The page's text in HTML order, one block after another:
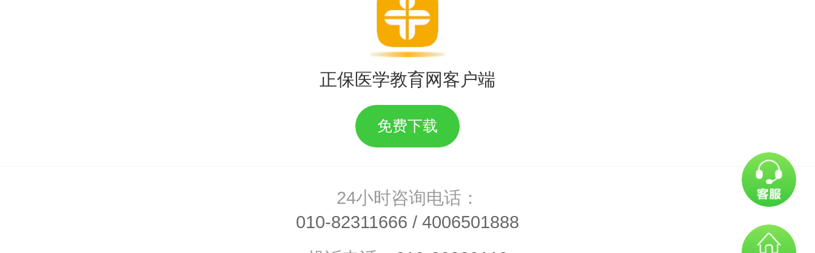
2024年2月1日，上午8:30-12:00，下午14:30-17:30
3.填写《抚州市中医医院应聘人员资格审查确认单》，并承诺提供材料真实有效。
正保医学教育网客户端
免费下载
24小时咨询电话：
010-82311666 / 4006501888